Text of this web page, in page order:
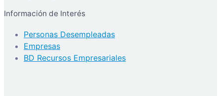
Información de Interés
Personas Desempleadas
Empresas
BD Recursos Empresariales